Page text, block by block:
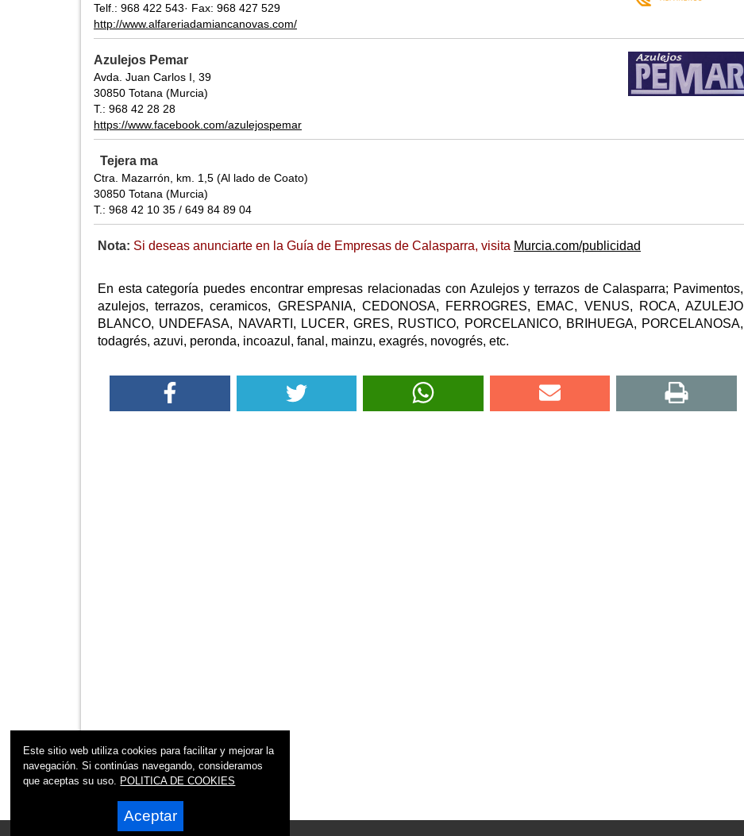
Telf.: 968 422 543· Fax: 968 427 529
http://www.alfareriadamiancanovas.com/
Azulejos Pemar
Avda. Juan Carlos I, 39
30850 Totana (Murcia)
T.: 968 42 28 28
https://www.facebook.com/azulejospemar
Tejera ma
Ctra. Mazarrón, km. 1,5 (Al lado de Coato)
30850 Totana (Murcia)
T.: 968 42 10 35 / 649 84 89 04
Nota: Si deseas anunciarte en la Guía de Empresas de Calasparra, visita Murcia.com/publicidad
En esta categoría puedes encontrar empresas relacionadas con Azulejos y terrazos de Calasparra; Pavimentos,
azulejos, terrazos, ceramicos, GRESPANIA, CEDONOSA, FERROGRES, EMAC, VENUS, ROCA, AZULEJO
BLANCO, UNDEFASA, NAVARTI, LUCER, GRES, RUSTICO, PORCELANICO, BRIHUEGA, PORCELANOSA,
todagrés, azuvi, peronda, incoazul, fanal, mainzu, exagrés, novogrés, etc.
Este sitio web utiliza cookies para facilitar y mejorar la
navegación. Si continúas navegando, consideramos
que aceptas su uso. POLITICA DE COOKIES
Aceptar